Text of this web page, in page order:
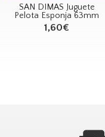
SAN DIMAS Juguete
Pelota Esponja 63mm
1,60€